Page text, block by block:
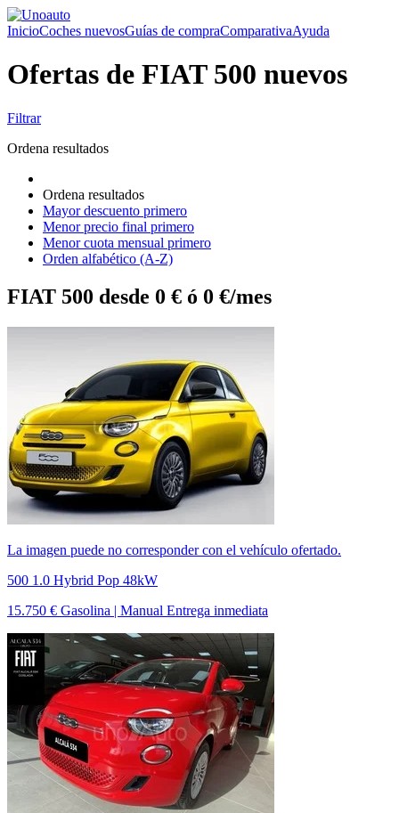
InicioCoches nuevosGuías de compraComparativaAyuda
Ofertas de FIAT 500 nuevos
Filtrar
Ordena resultados
Ordena resultados
Mayor descuento primero
Menor precio final primero
Menor cuota mensual primero
Orden alfabético (A-Z)
FIAT 500 desde 0 € ó 0 €/mes
La imagen puede no corresponder con el vehículo ofertado.
500 1.0 Hybrid Pop 48kW
15.750 € Gasolina | Manual Entrega inmediata